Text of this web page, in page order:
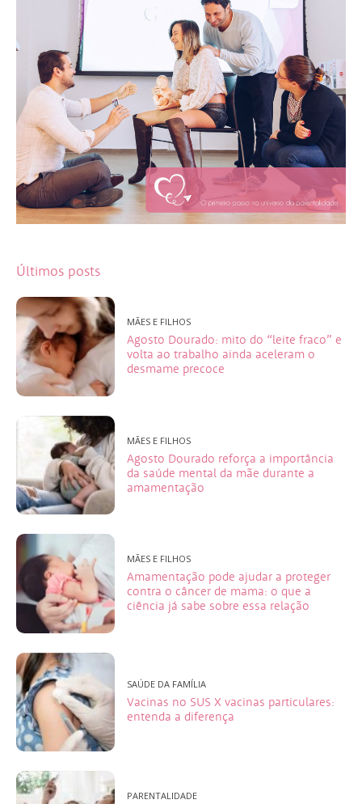
Últimos posts
MÃES E FILHOS
Agosto Dourado: mito do “leite fraco” e
volta ao trabalho ainda aceleram o
desmame precoce
MÃES E FILHOS
Agosto Dourado reforça a importância
da saúde mental da mãe durante a
amamentação
MÃES E FILHOS
Amamentação pode ajudar a proteger
contra o câncer de mama: o que a
ciência já sabe sobre essa relação
SAÚDE DA FAMÍLIA
Vacinas no SUS X vacinas particulares:
entenda a diferença
PARENTALIDADE